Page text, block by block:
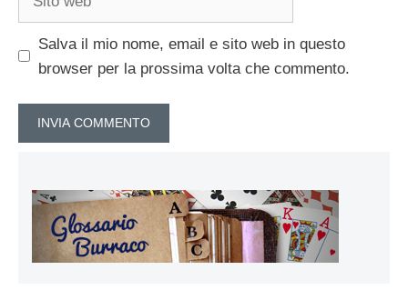
Salva il mio nome, email e sito web in questo
browser per la prossima volta che commento.